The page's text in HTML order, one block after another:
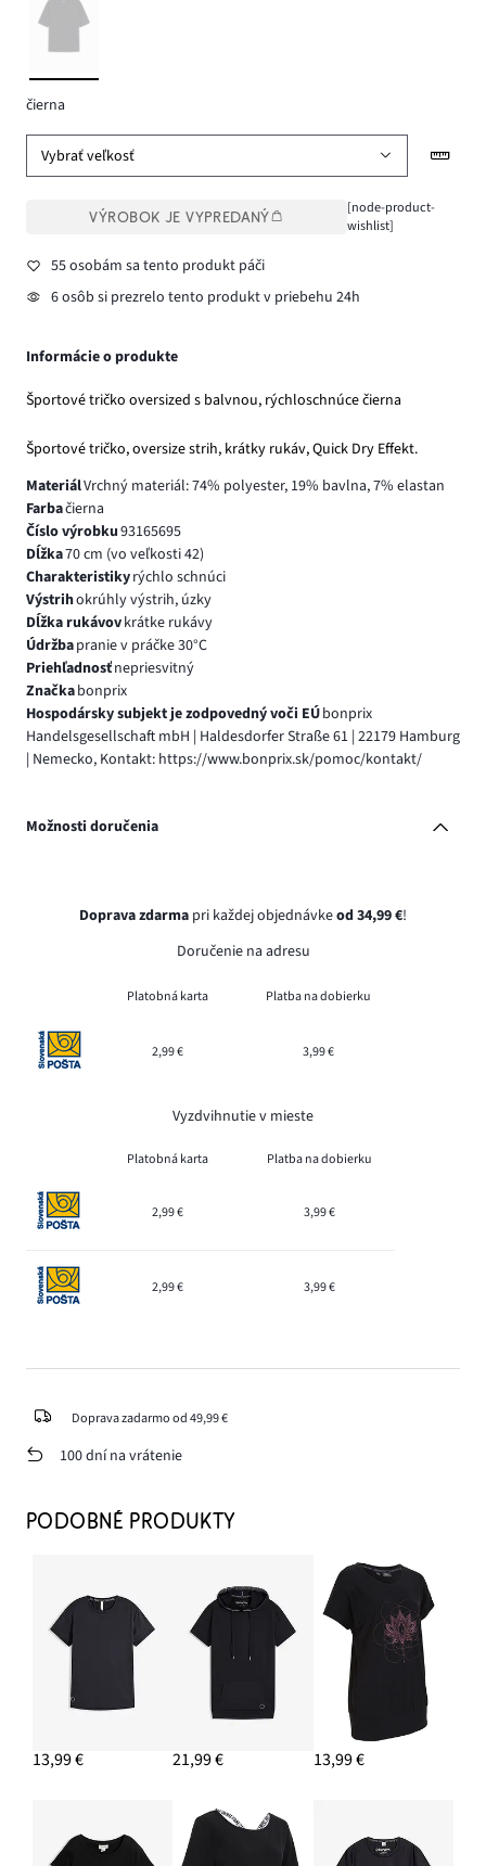
čierna
Vybrať veľkosť
VÝROBOK JE VYPREDANÝ
[node-product-
wishlist]
55 osobám sa tento produkt páči
6 osôb si prezrelo tento produkt v priebehu 24h
Informácie o produkte
Športové tričko oversized s balvnou, rýchloschnúce čierna
Športové tričko, oversize strih, krátky rukáv, Quick Dry Effekt.
MateriálVrchný materiál: 74% polyester, 19% bavlna, 7% elastan
Farbačierna
Číslo výrobku93165695
Dĺžka70 cm (vo veľkosti 42)
Charakteristikyrýchlo schnúci
Výstrihokrúhly výstrih, úzky
Dĺžka rukávovkrátke rukávy
Údržbapranie v práčke 30°C
Priehľadnosťnepriesvitný
Značkabonprix
Hospodársky subjekt je zodpovedný voči EÚbonprix
Handelsgesellschaft mbH | Haldesdorfer Straße 61 | 22179 Hamburg
| Nemecko, Kontakt: https://www.bonprix.sk/pomoc/kontakt/
Možnosti doručenia
Doprava zdarma pri každej objednávkeod 34,99 €!
Doručenie na adresu
Platobná karta Platba na dobierku
2,99 € 3,99 €
Vyzdvihnutie v mieste
Platobná karta Platba na dobierku
2,99 € 3,99 €
2,99 € 3,99 €
Doprava zadarmo od 49,99 €
100 dní na vrátenie
PODOBNÉ PRODUKTY
13,99 € 21,99 € 13,99 €